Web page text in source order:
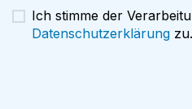
Ich stimme der
Datenschutzerklärung zu.